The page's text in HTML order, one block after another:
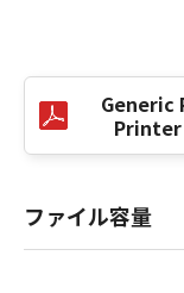
(4) お客様は
した場合、速
びその複製
(5) 上記にか
から第7条ま
定は、本契約
Generic
Printer
ファイル容量